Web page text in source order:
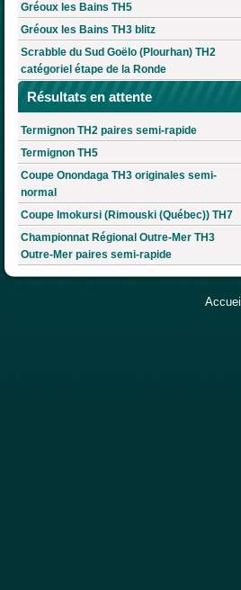
Gréoux les Bains TH5
Gréoux les Bains TH3 blitz
Scrabble du Sud Goëlo (Plourhan) TH2
catégoriel étape de la Ronde
Résultats en attente
Termignon TH2 paires semi-rapide
Termignon TH5
Coupe Onondaga TH3 originales semi-
normal
Coupe Imokursi (Rimouski (Québec)) TH7
Championnat Régional Outre-Mer TH3
Outre-Mer paires semi-rapide
Accueil